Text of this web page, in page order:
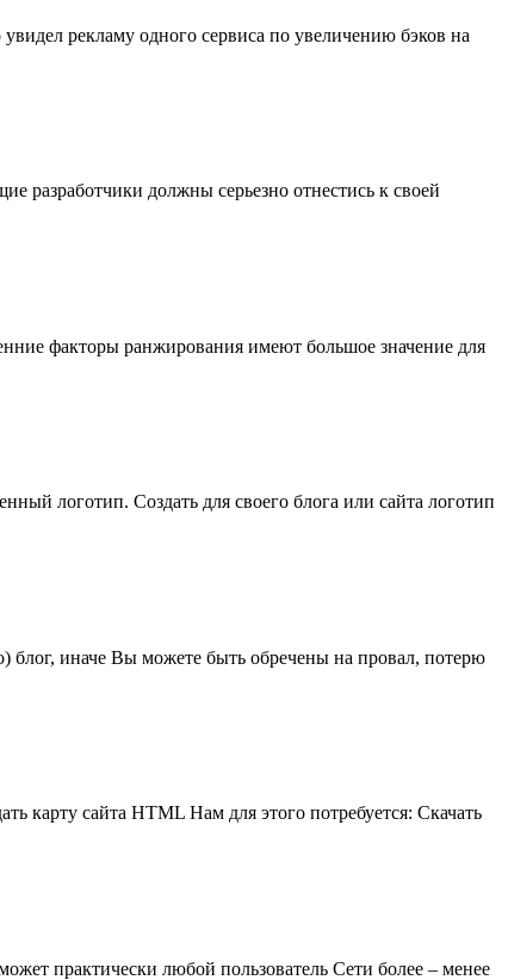
рекламу одного сервиса по увеличению бэков на
разработчики должны серьезно отнестись к своей
факторы ранжирования имеют большое значение для
логотип. Создать для своего блога или сайта логотип
блог, иначе Вы можете быть обречены на провал, потерю
карту сайта HTML Нам для этого потребуется: Скачать
практически любой пользователь Сети более – менее